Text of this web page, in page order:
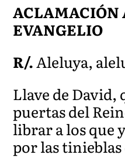
ACLAMACIÓN
EVANGELIO
R/.Aleluya,
Llave de David,
puertas del
librar a los que
por las